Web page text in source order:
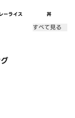
ーライス 丼
すべて見る